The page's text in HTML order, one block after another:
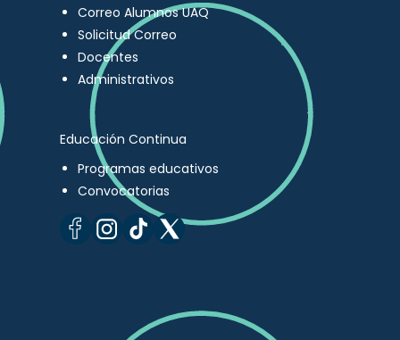
Correo Alumnos UAQ
Solicitud Correo
Docentes
Administrativos
Educación Continua
Programas educativos
Convocatorias